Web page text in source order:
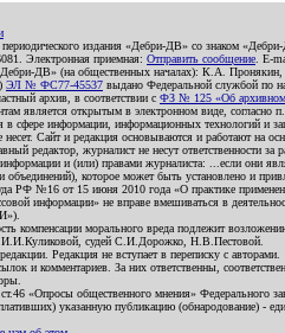
периодического издания «Дебри-ДВ» со знаком
Электронная приемная: Отправить сообщение . E-
«Дебри-ДВ» (на общественных началах):
ЭЛ № ФС77-45537 выдано Федеральной службой по
архив, в соответствии с ФЗ № 125 «Об архивном
является открытым в электронном виде, согласно
в сфере информации, информационных технологий и
несет. Сайт и редакция основываются и работают на
редактор, журналист не несут ответственности
и (или) правами журналиста: ...если они
которое может быть установлено и
РФ №16 от 15 июня 2010 года «О практике
информации» не вправе вмешиваться в
компенсации морального вреда подлежит
И.И.Куликовой, судей С.И.Дорожко, Н.В.Пестовой.
Редакция не вступает в переписку с авторами.
и комментариев. За них ответственны,
«Опросы общественного мнения» Федерального
указанную публикацию (обнародование) -